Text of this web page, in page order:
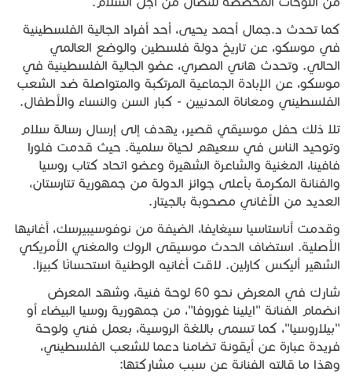
كما تحدث د.جمال أحمد يحيى، أحد أفراد الجالية الفلسطينية
في موسكو، عن تاريخ دولة فلسطين والوضع العالمي
الحالي. وتحدث هاني المصري، عضو الجالية الفلسطينية في
موسكو، عن الإبادة الجماعية المرتكبة والمتواصلة ضد الشعب
الفلسطيني ومعاناة المدنيين - كبار السن والنساء والأطفال.
تلا ذلك حفل موسيقي قصير، يهدف إلى إرسال رسالة سلام
وتوحيد الناس في سعيهم لحياة سلمية. حيث قدمت فلورا
فافينا، المغنية والشاعرة الشهيرة وعضو اتحاد كتاب روسيا
والفنانة المكرمة بأعلى جوائز الدولة من جمهورية تتارستان،
العديد من الأغاني مصحوبة بالجيتار.
وقدمت أناستاسيا سيغايفا، الضيفة من نوفوسيبيرسك، أغانيها
الأصلية. استضاف الحدث موسيقى الروك والمغني الأمريكي
الشهير أليكس كارلين. لاقت أغانيه الوطنية استحسانًا كبيرًا.
شارك في المعرض نحو 60 لوحة فنية، وشهد المعرض
انضمام الفنانة "ايلينا غوروفا"، من جمهورية روسيا البيضاء أو
"بيلاروسيا"، كما تسمى باللغة الروسية، بعمل فني ولوحة
فريدة عبارة عن أيقونة تضامنا دعما للشعب الفلسطيني،
وهذا ما قالته الفنانة عن سبب مشاركتها: